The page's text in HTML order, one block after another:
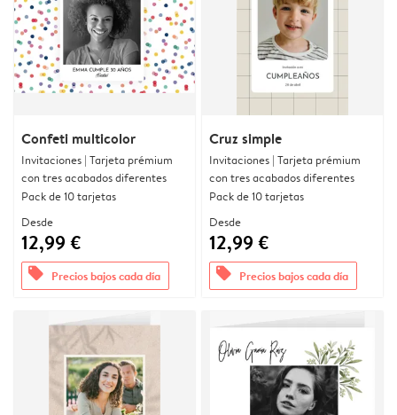
Confeti multicolor
Invitaciones | Tarjeta prémium
con tres acabados diferentes
Pack de 10 tarjetas
Desde
12,99 €
offers Precios bajos cada día
Cruz simple
Invitaciones | Tarjeta prémium
con tres acabados diferentes
Pack de 10 tarjetas
Desde
12,99 €
offers Precios bajos cada día